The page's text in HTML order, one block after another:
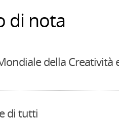
di nota
della Creatività
di tutti